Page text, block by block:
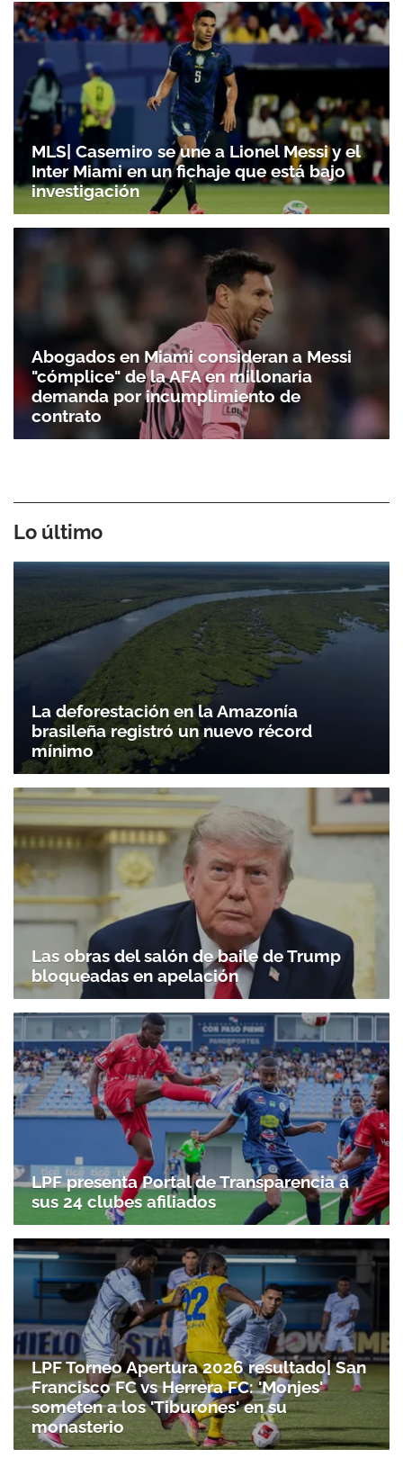
MLS| Casemiro se une a Lionel Messi y el
Inter Miami en un fichaje que está bajo
investigación
Abogados en Miami consideran a Messi
"cómplice" de la AFA en millonaria
demanda por incumplimiento de
contrato
Lo último
La deforestación en la Amazonía
brasileña registró un nuevo récord
mínimo
Las obras del salón de baile de Trump
bloqueadas en apelación
LPF presenta Portal de Transparencia a
sus 24 clubes afiliados
LPF Torneo Apertura 2026 resultado| San
Francisco FC vs Herrera FC: 'Monjes'
someten a los 'Tiburones' en su
monasterio